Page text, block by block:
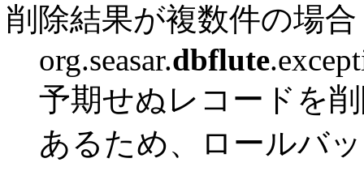
削除結果が複数件の場合
org.seasar.dbflute
予期せぬレコードを
あるため、ロールバ